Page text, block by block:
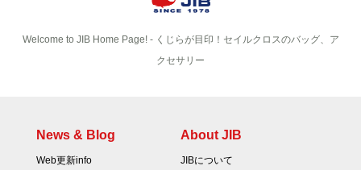
Welcome to JIB Home Page! ‐ くじらが目印！セイルクロスのバッグ、ア
クセサリー
News & Blog
Web更新info
About JIB
JIBについて